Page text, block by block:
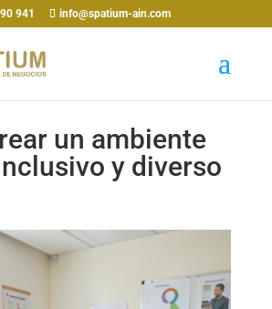
941 info@spatium-ain.com
un ambiente
y diverso